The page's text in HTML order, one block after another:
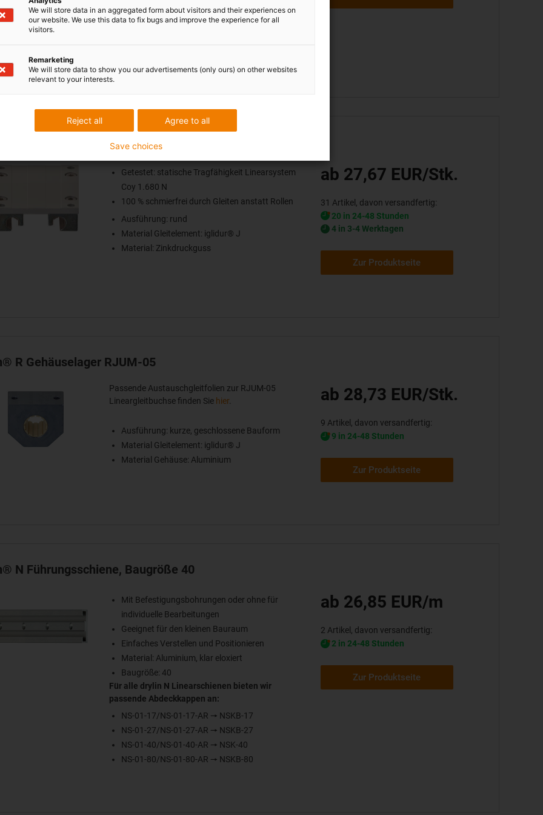
Ausführung: Einzelschiene
W Komplettschlitten WW
Getestet: statische Tragfähigkeit Linearsystem
Coy 1.680 N
100 % schmierfrei durch Gleiten anstatt Rollen
Ausführung: rund
Material Gleitelement: iglidur® J
Material: Zinkdruckguss
ab 27,67 EUR/Stk.
31 Artikel, davon versandfertig:
20 in 24-48 Stunden
4 in 3-4 Werktagen
Zur Produktseite
R Gehäuselager RJUM-05
Passende Austauschgleitfolien zur RJUM-05
Lineargleitbuchse finden Sie hier.
Ausführung: kurze, geschlossene Bauform
Material Gleitelement: iglidur® J
Material Gehäuse: Aluminium
ab 28,73 EUR/Stk.
9 Artikel, davon versandfertig:
9 in 24-48 Stunden
Zur Produktseite
N Führungsschiene, Baugröße 40
Mit Befestigungsbohrungen oder ohne für
individuelle Bearbeitungen
Geeignet für den kleinen Bauraum
Einfaches Verstellen und Positionieren
Material: Aluminium, klar eloxiert
Baugröße: 40
Für alle drylin N Linearschienen bieten wir
passende Abdeckkappen an:
NS-01-17/NS-01-17-AR 🠖 NSKB-17
NS-01-27/NS-01-27-AR 🠖 NSKB-27
NS-01-40/NS-01-40-AR 🠖 NSK-40
NS-01-80/NS-01-80-AR 🠖 NSKB-80
ab 26,85 EUR/m
2 Artikel, davon versandfertig:
2 in 24-48 Stunden
Zur Produktseite
We will store data in an aggregated form about visitors and their experiences on
our website. We use this data to fix bugs and improve the experience for all
visitors.
Remarketing
We will store data to show you our advertisements (only ours) on other websites
relevant to your interests.
Agree to all
Reject all
Save choices